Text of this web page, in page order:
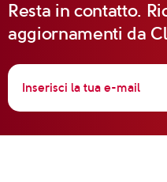
Resta in contatto.
aggiornamenti da